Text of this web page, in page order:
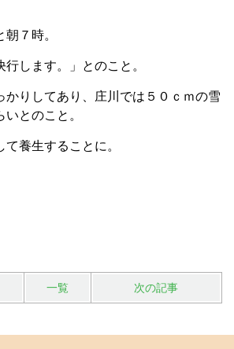
７時。
行します。」とのこと。
かりしてあり、庄川では５０ｃｍの雪
とのこと。
養生することに。
一覧 次の記事